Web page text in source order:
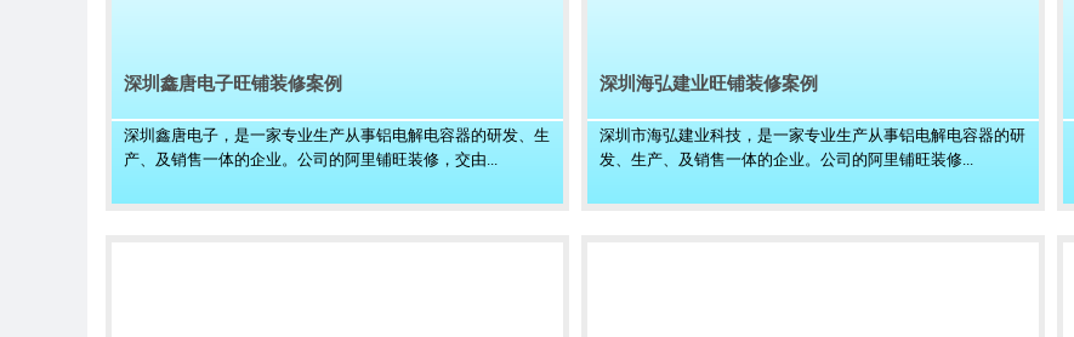
深圳鑫唐电子旺铺装修案例
深圳鑫唐电子，是一家专业生产从事铝电解电容器的研发、生
产、及销售一体的企业。公司的阿里铺旺装修，交由...
深圳海弘建业旺铺装修案例
深圳市海弘建业科技，是一家专业生产从事铝电解电容器的研
发、生产、及销售一体的企业。公司的阿里铺旺装修...